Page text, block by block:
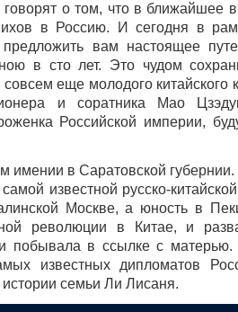
о том, что в ближайшее
в Россию. И сегодня в
вам настоящее
в сто лет. Это чудом
еще молодого китайского
и соратника Мао
Российской империи,
имении в Саратовской
известной русско-
Москве, а юность в
революции в Китае, и
побывала в ссылке с
известных дипломатов
семьи Ли Лисаня.